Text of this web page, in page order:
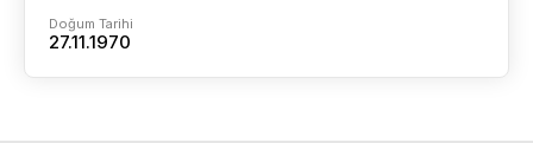
Doğum Tarihi
27.11.1970